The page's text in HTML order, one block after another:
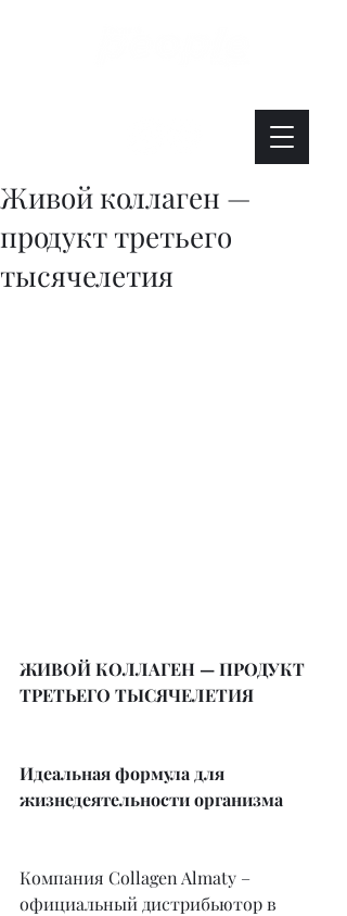
Живой коллаген —
продукт третьего
тысячелетия
ЖИВОЙ КОЛЛАГЕН — ПРОДУКТ
ТРЕТЬЕГО ТЫСЯЧЕЛЕТИЯ
Идеальная формула для
жизнедеятельности организма
Компания Collagen Almaty –
официальный дистрибьютор в